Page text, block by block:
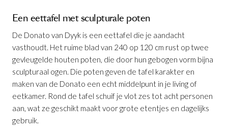
Een eettafel met sculpturale poten
De Donato van Dyyk is een eettafel die je aandacht
vasthoudt. Het ruime blad van 240 op 120 cm rust op twee
gevleugelde houten poten, die door hun gebogen vorm bijna
sculpturaal ogen. Die poten geven de tafel karakter en
maken van de Donato een echt middelpunt in je living of
eetkamer. Rond de tafel schuif je vlot zes tot acht personen
aan, wat ze geschikt maakt voor grote etentjes en dagelijks
gebruik.